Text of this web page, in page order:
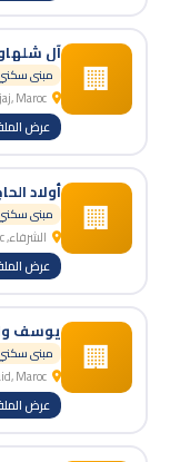
🏢 آل
مبنى
عرض
🏢 أولاد
مبنى
عرض
🏢 يوسف
مبنى
عرض